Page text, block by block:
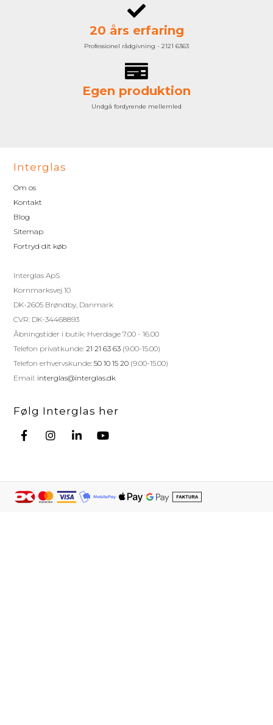
20 års erfaring
Professionel rådgivning - 2121 6363
Egen produktion
Undgå fordyrende mellemled
Interglas
Om os
Kontakt
Blog
Sitemap
Fortryd dit køb
Interglas ApS
Kornmarksvej 10
DK-2605 Brøndby, Danmark
CVR: DK-34468893
Åbningstider i butik: Hverdage 7.00 - 16.00
Telefon privatkunde:21 21 63 63 (9.00-15.00)
Telefon erhvervskunde:50 10 15 20 (9.00-15.00)
Email: interglas@interglas.dk
Følg Interglas her